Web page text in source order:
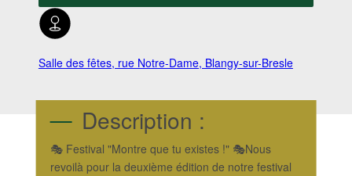
Salle des fêtes, rue Notre-Dame, Blangy-sur-Bresle
Description :
🎭 Festival "Montre que tu existes !" 🎭Nous
revoilà pour la deuxième édition de notre festival